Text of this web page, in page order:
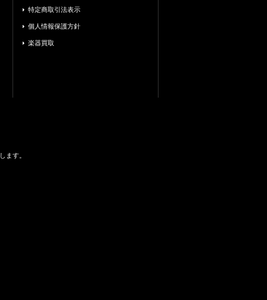
特定商取引法表示
個人情報保護方針
楽器買取
ます。